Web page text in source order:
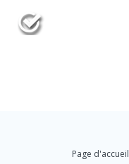
Page d'accueil